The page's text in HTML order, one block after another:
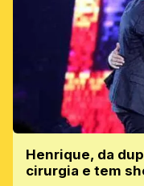
Henrique, da
cirurgia e tem